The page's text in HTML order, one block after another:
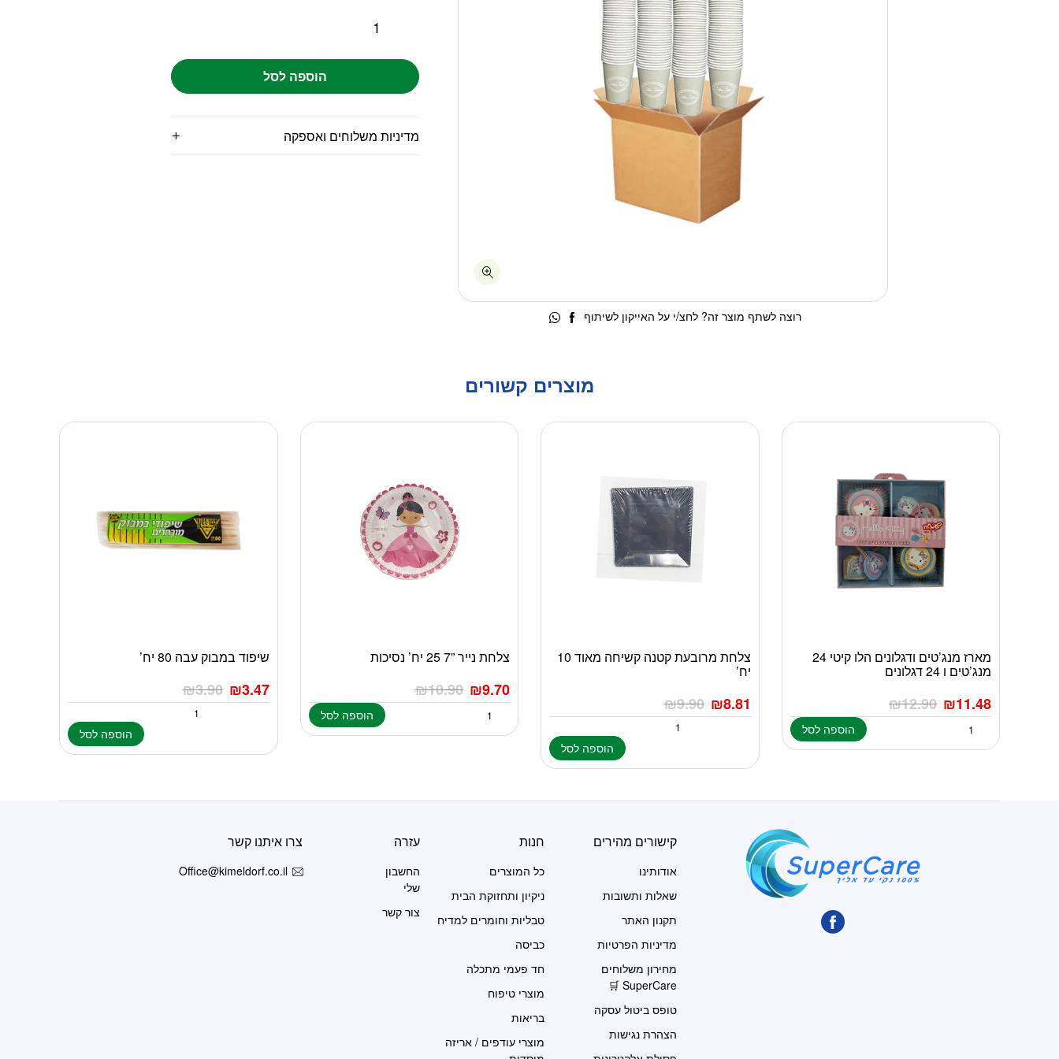
הוספה לסל
מדיניות משלוחים ואספקה
רוצה לשתף מוצר זה? לחצ/י על האייקון לשיתוף
מוצרים קשורים
מארז מנג’טים ודגלונים הלו קיטי 24
מנג’טים ו 24 דגלונים
₪12.90 ₪11.48
הוספה לסל
צלחת מרובעת קטנה קשיחה מאוד 10
יח’
₪9.90 ₪8.81
הוספה לסל
צלחת נייר ”7 25 יח’ נסיכות
₪10.90 ₪9.70
הוספה לסל
שיפוד במבוק עבה 80 יח’
₪3.90 ₪3.47
הוספה לסל
קישורים מהירים
אודותינו
שאלות ותשובות
תקנון האתר
מדיניות הפרטיות
מחירון משלוחים
SuperCare 🛒
טופס ביטול עסקה
הצהרת נגישות
חנות
כל המוצרים
ניקיון ותחזוקת הבית
טבליות וחומרים למדיח
כביסה
חד פעמי מתכלה
מוצרי טיפוח
בריאות
מוצרי עודפים / אריזה
עזרה
החשבון
שלי
צור קשר
צרו איתנו קשר
Office@kimeldorf.co.il